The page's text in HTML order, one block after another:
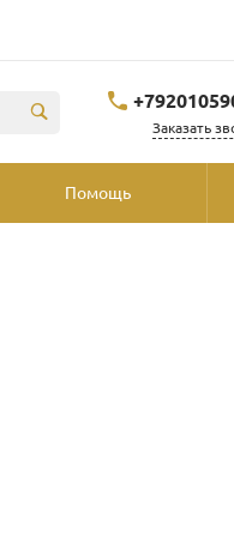
Заказать
Помощь